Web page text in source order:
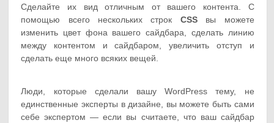
Сделайте их вид отличным от вашего контента. С
помощью всего нескольких строк CSSвы можете
изменить цвет фона вашего сайдбара, сделать линию
между контентом и сайдбаром, увеличить отступ и
сделать еще много всяких вещей.
Люди, которые сделали вашу WordPress тему, не
единственные эксперты в дизайне, вы можете быть сами
себе экспертом — если вы считаете, что ваш сайдбар